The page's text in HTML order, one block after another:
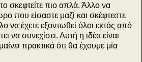
σκεφτείτε πιο απλά. Άλλο να
που είσαστε μαζί και σκέφτεστε
να έχετε εξοντωθεί όλοι εκτός από
να συνεχίσει. Αυτή η ιδέα είναι
πρακτικά ότι θα έχουμε μία